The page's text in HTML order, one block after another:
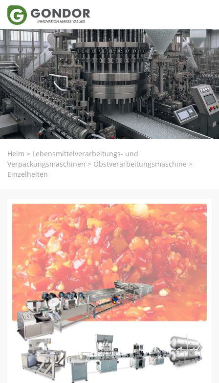
Heim > Lebensmittelverarbeitungs- und
Verpackungsmaschinen > Obstverarbeitungsmaschine >
Einzelheiten